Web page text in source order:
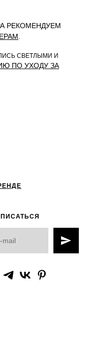
РЕКОМЕНДУЕМ
.
СВЕТЛЫМИ И
ПО УХОДУ ЗА